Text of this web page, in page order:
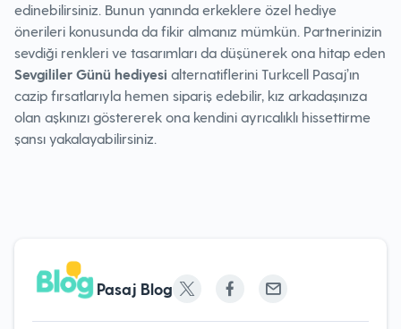
edinebilirsiniz. Bunun yanında erkeklere özel hediye
önerileri konusunda da fikir almanız mümkün. Partnerinizin
sevdiği renkleri ve tasarımları da düşünerek ona hitap eden
Sevgililer Günü hediyesi alternatiflerini Turkcell Pasaj’ın
cazip fırsatlarıyla hemen sipariş edebilir, kız arkadaşınıza
olan aşkınızı göstererek ona kendini ayrıcalıklı hissettirme
şansı yakalayabilirsiniz.
Pasaj Blog